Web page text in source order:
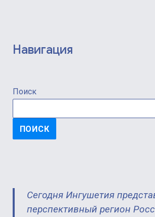
Навигация
Поиск
ПОИСК
Сегодня Ингушетия
перспективный регион